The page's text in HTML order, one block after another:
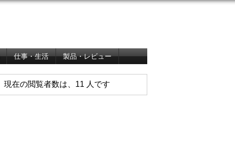
仕事・生活
製品・レビュー
現在の閲覧者数は、11 人です